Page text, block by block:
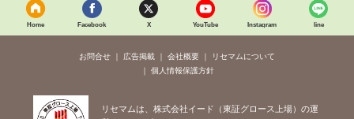
Home Facebook X YouTube Instagram line
お問合せ 広告掲載 会社概要
リセマムについて
個人情報保護方針
リセマムは、株式会社イード（東証グロース上場）の運